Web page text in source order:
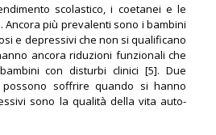
scolastico, i coetanei e le
Ancora più prevalenti sono i bambini
e depressivi che non si qualificano
ancora riduzioni funzionali che
con disturbi clinici [5]. Due
soffrire quando si hanno
sono la qualità della vita auto-